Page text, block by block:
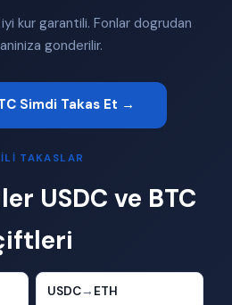
kur garantili. Fonlar dogrudan
gonderilir.
Simdi Takas Et →
TAKASLAR
USDC ve BTC
USDC→ ETH